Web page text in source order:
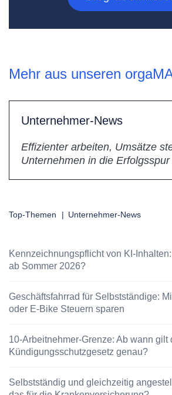
Mehr aus unseren
Unternehmer-News
Effizienter arbeiten, Umsätze
Unternehmen in die Erfolgsspur
Top-Themen | Unternehmer-News
Kennzeichnungspflicht von KI-
ab Sommer 2026?
Geschäftsfahrrad für Selbstständige:
oder E-Bike Steuern sparen
10-Arbeitnehmer-Grenze: Ab wann gilt
Kündigungsschutzgesetz genau?
Selbstständig und gleichzeitig